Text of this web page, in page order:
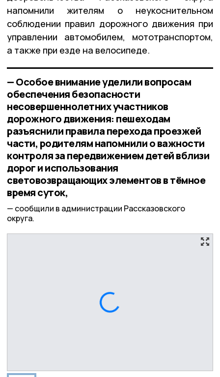
напомнили жителям о неукоснительном
соблюдении правил дорожного движения при
управлении автомобилем, мототранспортом,
а также при езде на велосипеде.
— Особое внимание уделили вопросам
обеспечения безопасности
несовершеннолетних участников
дорожного движения: пешеходам
разъяснили правила перехода проезжей
части, родителям напомнили о важности
контроля за передвижением детей вблизи
дорог и использования
световозвращающих элементов в тёмное
время суток,
сообщили в администрации Рассказовского
округа.